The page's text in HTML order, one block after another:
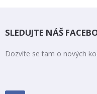
SLEDUJTE NÁŠ
Dozvíte se tam o nových